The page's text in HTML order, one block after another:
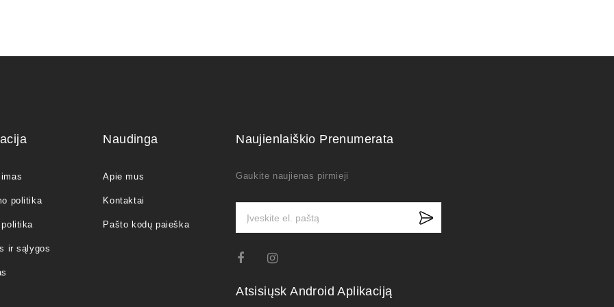
politika
ir sąlygos
Naudinga
Apie mus
Kontaktai
Pašto kodų paieška
Naujienlaiškio Prenumerata
Gaukite naujienas pirmieji
Atsisiųsk Android Aplikaciją